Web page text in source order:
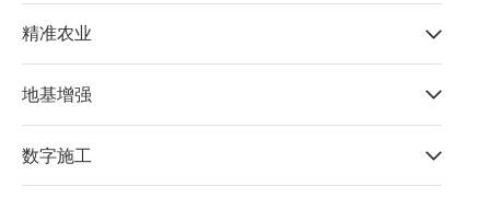
精准农业
地基增强
数字施工